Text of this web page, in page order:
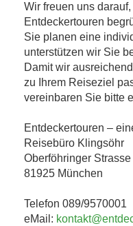
Wir freuen uns
Entdeckertouren
Sie planen eine
unterstützen wir Sie
Damit wir
zu Ihrem Reiseziel
vereinbaren Sie bitte
Entdeckertouren –
Reisebüro Klingsöhr
Oberföhringer Strasse
81925 München
Telefon 089/9570001
eMail: